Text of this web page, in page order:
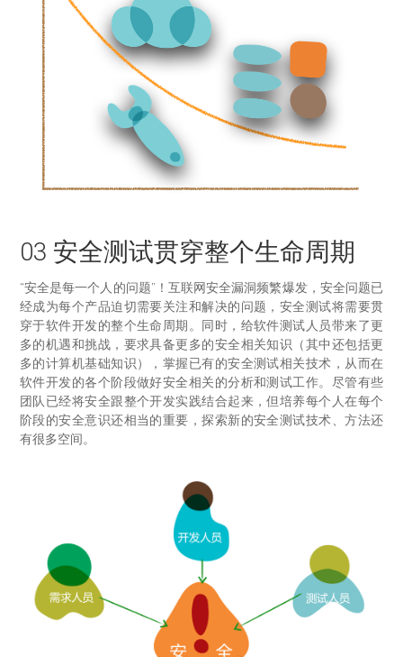
03 安全测试贯穿整个生命周期
“安全是每一个人的问题”！互联网安全漏洞频繁爆发，安全问题已
经成为每个产品迫切需要关注和解决的问题，安全测试将需要贯
穿于软件开发的整个生命周期。同时，给软件测试人员带来了更
多的机遇和挑战，要求具备更多的安全相关知识（其中还包括更
多的计算机基础知识），掌握已有的安全测试相关技术，从而在
软件开发的各个阶段做好安全相关的分析和测试工作。尽管有些
团队已经将安全跟整个开发实践结合起来，但培养每个人在每个
阶段的安全意识还相当的重要，探索新的安全测试技术、方法还
有很多空间。